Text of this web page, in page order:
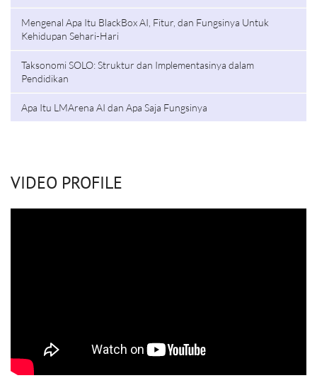
Mengenal Apa Itu BlackBox AI, Fitur, dan Fungsinya Untuk
Kehidupan Sehari-Hari
Taksonomi SOLO: Struktur dan Implementasinya dalam
Pendidikan
Apa Itu LMArena AI dan Apa Saja Fungsinya
VIDEO PROFILE